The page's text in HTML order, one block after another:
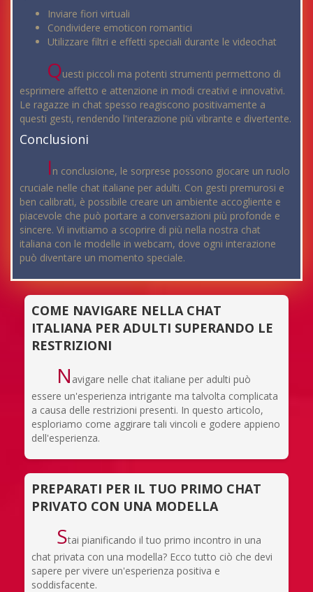
Inviare fiori virtuali
Condividere emoticon romantici
Utilizzare filtri e effetti speciali durante le videochat
Questi piccoli ma potenti strumenti permettono di
esprimere affetto e attenzione in modi creativi e innovativi.
Le ragazze in chat spesso reagiscono positivamente a
questi gesti, rendendo l'interazione più vibrante e divertente.
Conclusioni
In conclusione, le sorprese possono giocare un ruolo
cruciale nelle chat italiane per adulti. Con gesti premurosi e
ben calibrati, è possibile creare un ambiente accogliente e
piacevole che può portare a conversazioni più profonde e
sincere. Vi invitiamo a scoprire di più nella nostra chat
italiana con le modelle in webcam, dove ogni interazione
può diventare un momento speciale.
COME NAVIGARE NELLA CHAT
ITALIANA PER ADULTI SUPERANDO LE
RESTRIZIONI
N avigare nelle chat italiane per adulti può
essere un'esperienza intrigante ma talvolta complicata
a causa delle restrizioni presenti. In questo articolo,
esploriamo come aggirare tali vincoli e godere appieno
dell'esperienza.
PREPARATI PER IL TUO PRIMO CHAT
PRIVATO CON UNA MODELLA
Stai pianificando il tuo primo incontro in una
chat privata con una modella? Ecco tutto ciò che devi
sapere per vivere un'esperienza positiva e
soddisfacente.